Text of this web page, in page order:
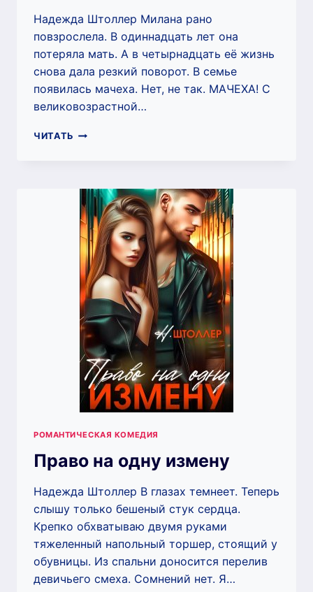
Надежда Штоллер Милана рано
повзрослела. В одиннадцать лет она
потеряла мать. А в четырнадцать её жизнь
снова дала резкий поворот. В семье
появилась мачеха. Нет, не так. МАЧЕХА! С
великовозрастной…
ЧИТАТЬ НЕЖЕЛАННЫЙ
РОМАНТИЧЕСКАЯ КОМЕДИЯ
Право на одну измену
Надежда Штоллер В глазах темнеет. Теперь
слышу только бешеный стук сердца.
Крепко обхватываю двумя руками
тяжеленный напольный торшер, стоящий у
обувницы. Из спальни доносится перелив
девичьего смеха. Сомнений нет. Я…